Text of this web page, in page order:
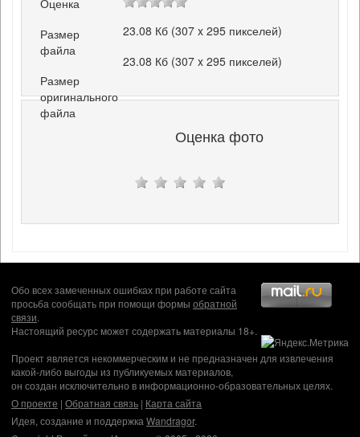
Размер
файла
23.08 Кб (307 x 295 пикселей)
Размер
оригинального
файла
23.08 Кб (307 x 295 пикселей)
Оценка фото
Обо всех замеченных ошибках при работе сайта
просьба сообщать при помощи формы обратной
связи.
Настоящий ресурс может содержать материалы 18+.
Проект является некоммерческим и не предназначен для извлечения
какой-либо выгоды из публикуемых материалов,
он создан исключительно в информационно-образовательных целях.
О проекте | Обратная связь | Карта сайта
Идея, создание и поддержка Wandragor.